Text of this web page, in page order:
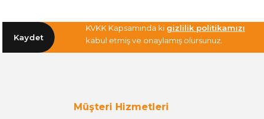
Kaydet
KVKK Kapsamında ki gizlilik politikamızı
kabul etmiş ve onaylamış olursunuz.
Müşteri Hizmetleri